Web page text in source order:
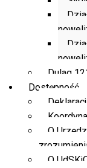
Dulag
Dostępność
O
O